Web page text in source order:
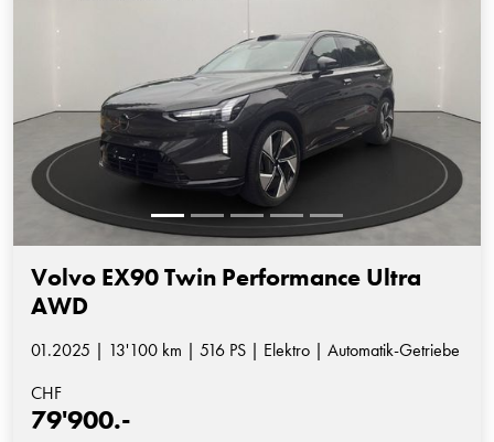
Volvo EX90 Twin Performance Ultra
AWD
01.2025 | 13'100 km | 516 PS | Elektro | Automatik-Getriebe
CHF
79'900.-